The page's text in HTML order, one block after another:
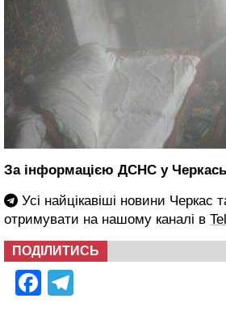
За інформацією ДСНС у
Усі найцікавіші новини Черкас
отримувати на нашому каналі в
ПОДІЛИТИСЬ
Facebook